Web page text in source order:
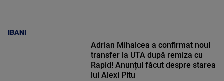
IBANI
Adrian Mihalcea a confirmat noul
transfer la UTA după remiza cu
Rapid! Anunțul făcut despre starea
lui Alexi Pitu